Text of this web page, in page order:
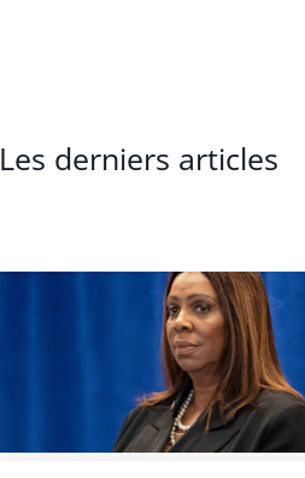
Les derniers articles